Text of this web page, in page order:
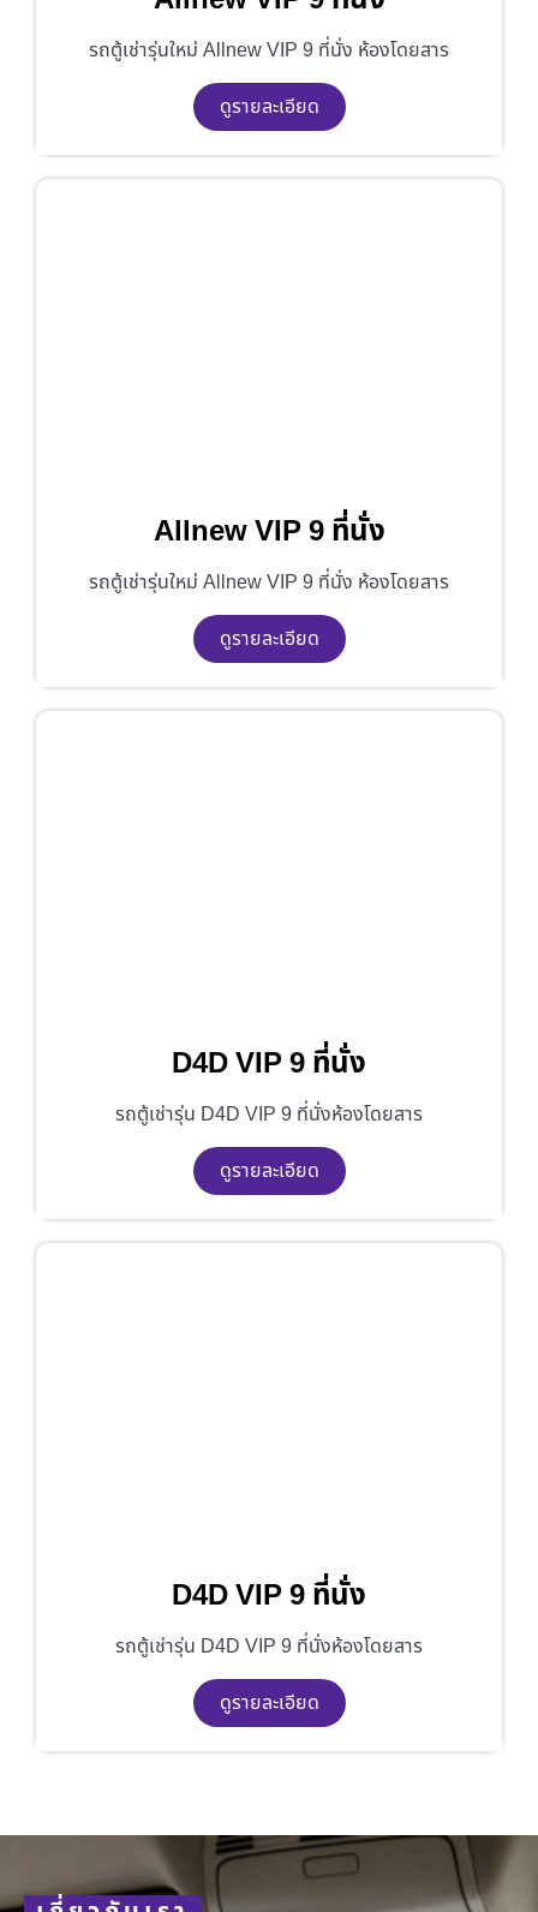
รถตู้เช่ารุ่นใหม่ Allnew VIP 9 ที่นั่ง ห้องโดยสาร
ดูรายละเอียด
Allnew VIP 9 ที่นั่ง
รถตู้เช่ารุ่นใหม่ Allnew VIP 9 ที่นั่ง ห้องโดยสาร
ดูรายละเอียด
D4D VIP 9 ที่นั่ง
รถตู้เช่ารุ่น D4D VIP 9 ที่นั่งห้องโดยสาร
ดูรายละเอียด
D4D VIP 9 ที่นั่ง
รถตู้เช่ารุ่น D4D VIP 9 ที่นั่งห้องโดยสาร
ดูรายละเอียด